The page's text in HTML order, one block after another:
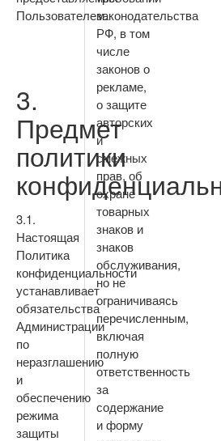
Пользователем.
3.
Предмет
политики
3.1.
Настоящая
Политика
конфиденциальности
устанавливает
обязательства
Администрации
по
неразглашению
и
обеспечению
режима
защиты
законодательства
РФ, в том
числе
законов о
рекламе,
о защите
авторских
и
смежных
прав, об
охране
товарных
знаков и
знаков
обслуживания,
но не
ограничиваясь
перечисленным,
включая
полную
ответственность
за
содержание
и форму